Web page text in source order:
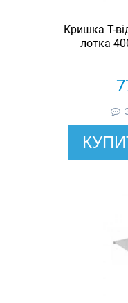
Кришка Т-
лотка